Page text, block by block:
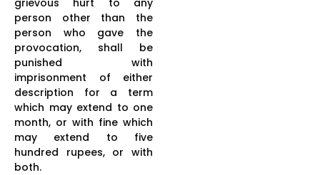
person other than the
person who gave the
provocation, shall be
punished with
imprisonment of either
description for a term
which may extend to one
month, or with fine which
may extend to five
hundred rupees, or with
both.